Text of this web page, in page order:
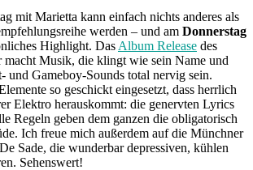
mit Marietta kann einfach nichts anderes als
werden – und am Donnerstag
Highlight. Das Album Release des
Musik, die klingt wie sein Name und
und Gameboy-Sounds total nervig sein.
so geschickt eingesetzt, dass herrlich
Elektro herauskommt: die genervten Lyrics
Regeln geben dem ganzen die obligatorisch
Ich freue mich außerdem auf die Münchner
Sade, die wunderbar depressiven, kühlen
Sehenswert!